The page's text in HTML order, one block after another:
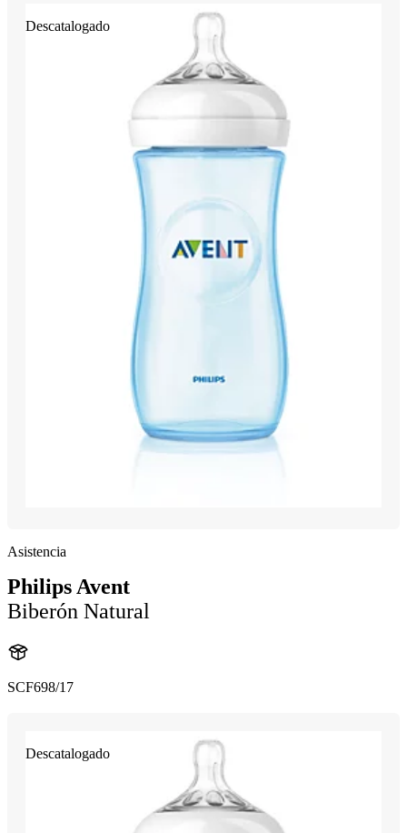
Descatalogado
Asistencia
Philips Avent
Biberón Natural
SCF698/17
Descatalogado